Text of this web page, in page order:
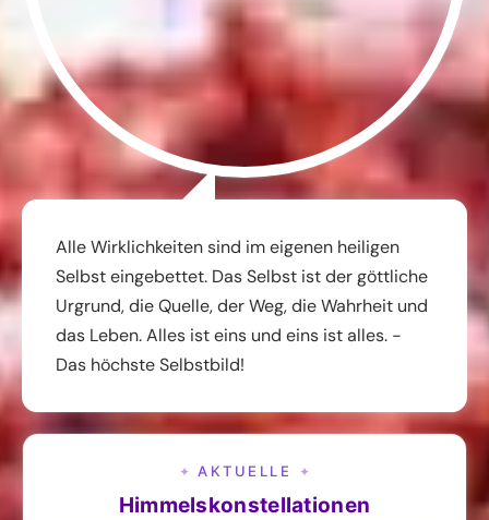
Alle Wirklichkeiten sind im eigenen heiligen
Selbst eingebettet. Das Selbst ist der göttliche
Urgrund, die Quelle, der Weg, die Wahrheit und
das Leben. Alles ist eins und eins ist alles. -
Das höchste Selbstbild!
✦ AKTUELLE ✦
Himmelskonstellationen